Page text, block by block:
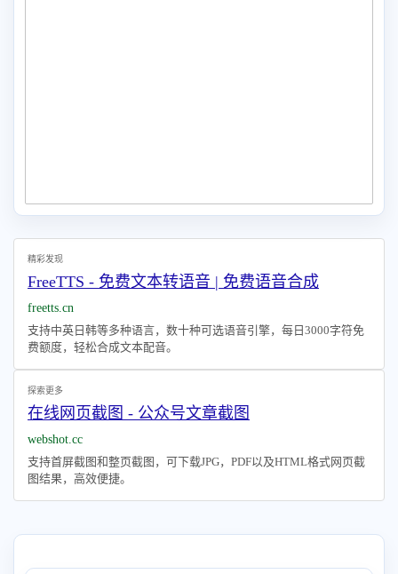
精彩发现
FreeTTS - 免费文本转语音 | 免费语音合成
freetts.cn
支持中英日韩等多种语言，数十种可选语音引擎，每日3000字符免
费额度，轻松合成文本配音。
探索更多
在线网页截图 - 公众号文章截图
webshot.cc
支持首屏截图和整页截图，可下载JPG，PDF以及HTML格式网页截
图结果，高效便捷。